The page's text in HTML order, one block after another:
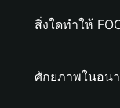
สิ่งใดทำให้
ศักยภาพในอนา